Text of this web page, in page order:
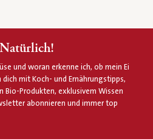
und woran erkenne ich, ob mein Ei
mit Koch- und Ernährungstipps,
Bio-Produkten, exklusivem Wissen
abonnieren und immer top